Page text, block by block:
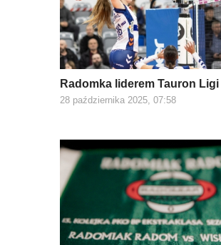
Radomka liderem Tauron Ligi
28 października 2025, 07:58